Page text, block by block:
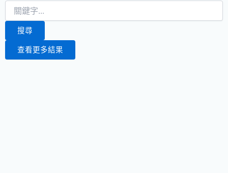
Search
搜尋
查看更多結果